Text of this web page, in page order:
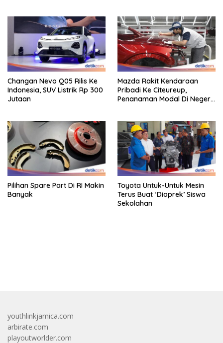
Changan Nevo Q05 Rilis Ke
Indonesia, SUV Listrik Rp 300
Jutaan
Mazda Rakit Kendaraan
Pribadi Ke Citeureup,
Penanaman Modal Di Negeri
Pilihan Spare Part Di RI Makin
Banyak
Toyota Untuk-Untuk Mesin
Terus Buat ‘Dioprek’ Siswa
Sekolahan
youthlinkjamica.com
arbirate.com
playoutworlder.com